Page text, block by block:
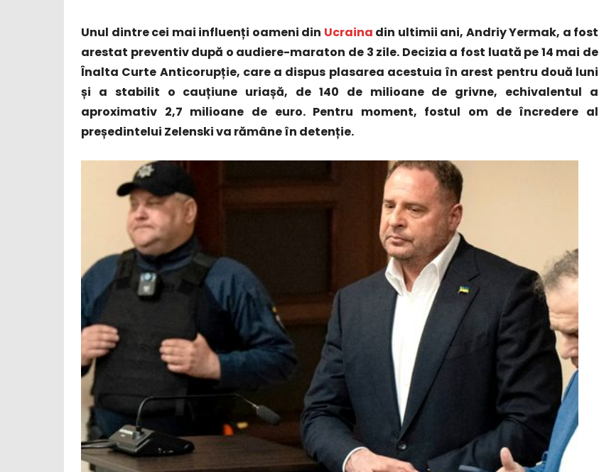
Unul dintre cei mai influenți oameni din Ucraina din ultimii ani, Andriy Yermak, a fost
arestat preventiv după o audiere-maraton de 3 zile. Decizia a fost luată pe 14 mai de
Înalta Curte Anticorupție, care a dispus plasarea acestuia în arest pentru două luni
și a stabilit o cauțiune uriașă, de 140 de milioane de grivne, echivalentul a
aproximativ 2,7 milioane de euro. Pentru moment, fostul om de încredere al
președintelui Zelenski va rămâne în detenție.